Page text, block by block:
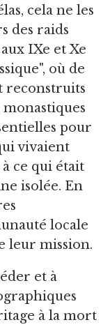
cela ne les
des raids
IXe et Xe
où de
reconstruits
pour
vivaient
ce qui était
isolée. En
locale
leur mission.
et à
à la mort